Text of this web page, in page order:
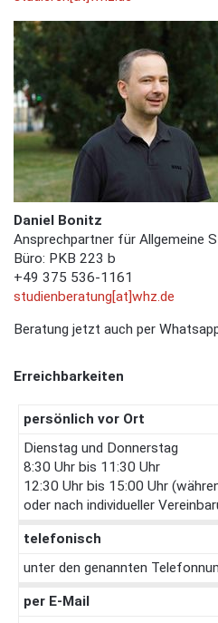
Daniel Bonitz
Ansprechpartner für Allgemeine
Büro: PKB 223 b
+49 375 536-1161
studienberatung[at]whz.de
Beratung jetzt auch per
Erreichbarkeiten
persönlich vor Ort
Dienstag und Donnerstag
8:30 Uhr bis 11:30 Uhr
12:30 Uhr bis 15:00 Uhr
oder nach individueller
telefonisch
unter den genannten
per E-Mail